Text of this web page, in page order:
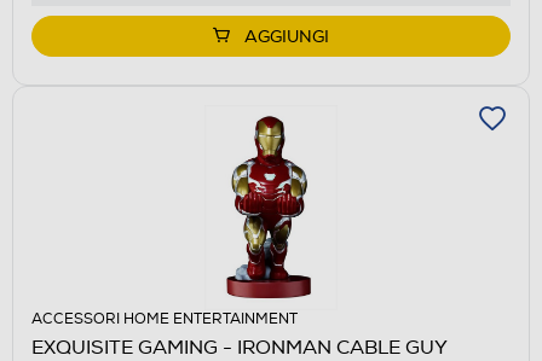
AGGIUNGI
ACCESSORI HOME ENTERTAINMENT
EXQUISITE GAMING - IRONMAN CABLE GUY